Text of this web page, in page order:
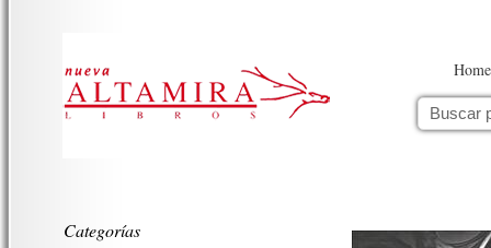
Home
Categorías